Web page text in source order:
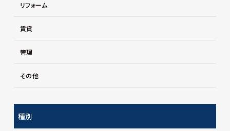
リフォーム
賃貸
管理
その他
種別